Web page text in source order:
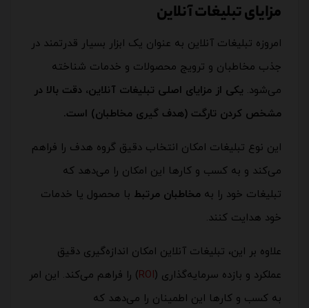
مزایای تبلیغات آنلاین
امروزه تبلیغات آنلاین به عنوان یک ابزار بسیار قدرتمند در
جذب مخاطبان و ترویج محصولات و خدمات شناخته
می‌شود. یکی از مزایای اصلی تبلیغات آنلاین، دقت بالا در
مشخص کردن تارگت (هدف گیری مخاطبان) است.
این نوع تبلیغات امکان انتخاب دقیق گروه هدف را فراهم
می‌کند و به کسب و کارها این امکان را می‌دهد که
تبلیغات خود را به مخاطبان مرتبط با محصول یا خدمات
خود هدایت کنند.
علاوه بر این، تبلیغات آنلاین امکان اندازه‌گیری دقیق
عملکرد و بازده سرمایه‌گذاری (ROI) را فراهم می‌کند. این امر
به کسب و کارها این اطمینان را می‌دهد که